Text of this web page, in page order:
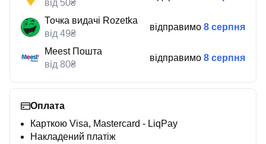
від 50₴
Точка видачі Rozetka
від 49₴
відправимо 8 серпня
Meest Пошта
від 80₴
відправимо 8 серпня
Оплата
Карткою Visa, Mastercard - LiqPay
Накладений платіж